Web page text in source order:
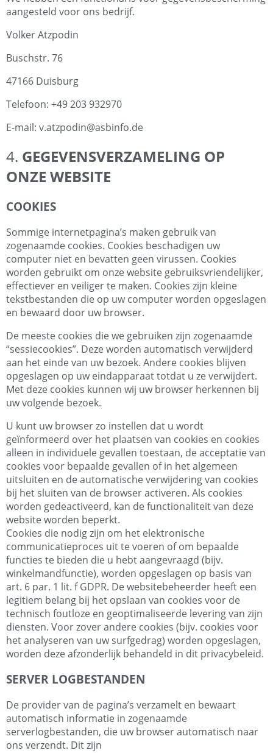
aangesteld voor ons bedrijf.
Volker Atzpodin
Buschstr. 76
47166 Duisburg
Telefoon: +49 203 932970
E-mail: v.atzpodin@asbinfo.de
4. GEGEVENSVERZAMELING OP
ONZE WEBSITE
COOKIES
Sommige internetpagina’s maken gebruik van
zogenaamde cookies. Cookies beschadigen uw
computer niet en bevatten geen virussen. Cookies
worden gebruikt om onze website gebruiksvriendelijker,
effectiever en veiliger te maken. Cookies zijn kleine
tekstbestanden die op uw computer worden opgeslagen
en bewaard door uw browser.
De meeste cookies die we gebruiken zijn zogenaamde
“sessiecookies”. Deze worden automatisch verwijderd
aan het einde van uw bezoek. Andere cookies blijven
opgeslagen op uw eindapparaat totdat u ze verwijdert.
Met deze cookies kunnen wij uw browser herkennen bij
uw volgende bezoek.
U kunt uw browser zo instellen dat u wordt
geïnformeerd over het plaatsen van cookies en cookies
alleen in individuele gevallen toestaan, de acceptatie van
cookies voor bepaalde gevallen of in het algemeen
uitsluiten en de automatische verwijdering van cookies
bij het sluiten van de browser activeren. Als cookies
worden gedeactiveerd, kan de functionaliteit van deze
website worden beperkt.
Cookies die nodig zijn om het elektronische
communicatieproces uit te voeren of om bepaalde
functies te bieden die u hebt aangevraagd (bijv.
winkelmandfunctie), worden opgeslagen op basis van
art. 6 par. 1 lit. f GDPR. De websitebeheerder heeft een
legitiem belang bij het opslaan van cookies voor de
technisch foutloze en geoptimaliseerde levering van zijn
diensten. Voor zover andere cookies (bijv. cookies voor
het analyseren van uw surfgedrag) worden opgeslagen,
worden deze afzonderlijk behandeld in dit privacybeleid.
SERVER LOGBESTANDEN
De provider van de pagina’s verzamelt en bewaart
automatisch informatie in zogenaamde
serverlogbestanden, die uw browser automatisch naar
ons verzendt. Dit zijn